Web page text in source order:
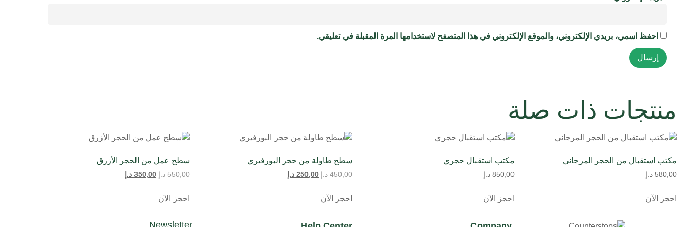
احفظ اسمي، بريدي الإلكتروني، والموقع الإلكتروني في هذا المتصفح لاستخدامها المرة المقبلة في تعليقي.
منتجات ذات صلة
مكتب استقبال من الحجر المرجاني
580,00 د.إ
احجز الآن
مكتب استقبال حجري
850,00 د.إ
احجز الآن
سطح طاولة من حجر البورفيري
450,00 د.إ 250,00 د.إ
احجز الآن
سطح عمل من الحجر الأزرق
550,00 د.إ 350,00 د.إ
احجز الآن
Newsletter